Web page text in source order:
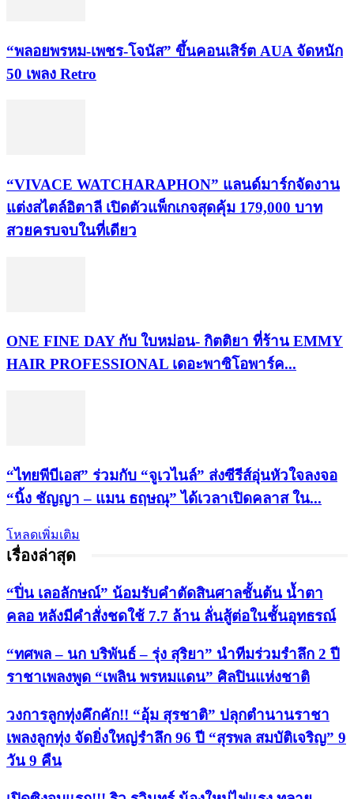
“พลอยพรหม-เพชร-โจนัส” ขึ้นคอนเสิร์ต AUA จัดหนัก
50 เพลง Retro
“VIVACE WATCHARAPHON” แลนด์มาร์กจัดงาน
แต่งสไตล์อิตาลี เปิดตัวแพ็กเกจสุดคุ้ม 179,000 บาท
สวยครบจบในที่เดียว
ONE FINE DAY กับ ใบหม่อน- กิตติยา ที่ร้าน EMMY
HAIR PROFESSIONAL เดอะพาซิโอพาร์ค...
“ไทยพีบีเอส” ร่วมกับ “จูเวไนล์” ส่งซีรีส์อุ่นหัวใจลงจอ
“นิ้ง ชัญญา – แมน ธฤษณุ” ได้เวลาเปิดคลาส ใน...
โหลดเพิ่มเติม
เรื่องล่าสุด
“ปิ่น เลอลักษณ์” น้อมรับคำตัดสินศาลชั้นต้น น้ำตา
คลอ หลังมีคำสั่งชดใช้ 7.7 ล้าน ลั่นสู้ต่อในชั้นอุทธรณ์
“ทศพล – นก บริพันธ์ – รุ่ง สุริยา” นำทีมร่วมรำลึก 2 ปี
ราชาเพลงพูด “เพลิน พรหมแดน” ศิลปินแห่งชาติ
วงการลูกทุ่งคึกคัก!! “อุ้ม สุรชาติ” ปลุกตำนานราชา
เพลงลูกทุ่ง จัดยิ่งใหญ่รำลึก 96 ปี “สุรพล สมบัติเจริญ” 9
วัน 9 คืน